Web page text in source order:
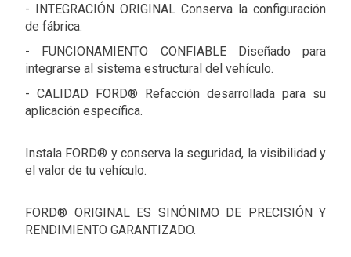
- INTEGRACIÓN ORIGINAL Conserva la configuración
de fábrica.
- FUNCIONAMIENTO CONFIABLE Diseñado para
integrarse al sistema estructural del vehículo.
- CALIDAD FORD® Refacción desarrollada para su
aplicación específica.
Instala FORD® y conserva la seguridad, la visibilidad y
el valor de tu vehículo.
FORD® ORIGINAL ES SINÓNIMO DE PRECISIÓN Y
RENDIMIENTO GARANTIZADO.